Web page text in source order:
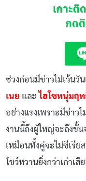
เกาะติ
กด
ช่วงก่อนมีข่าวไม่เว้นวั
เนย และ ไฮโซหนุ่มฤ
อย่างแรงเพราะมีข่าว
งานนี้ถึงผู้ใหญ่จะถึงขั้
เหมือนทั้งคู่จะไม่ซีเรีย
โชว์หวานยิ่งกว่าเก่าเ